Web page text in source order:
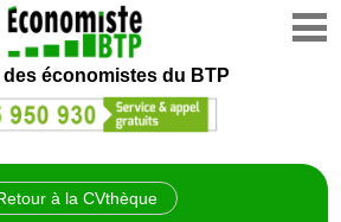
des économistes du BTP
à la CVthèque